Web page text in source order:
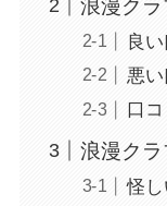
浪漫クラ
良い
悪い
口
浪漫ク
怪し